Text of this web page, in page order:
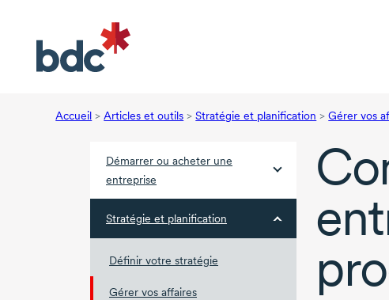
Accueil > Articles et outils > Stratégie et planification > Gérer vos
Démarrer ou acheter une
entreprise
Stratégie et planification
Définir votre stratégie
Gérer vos affaires